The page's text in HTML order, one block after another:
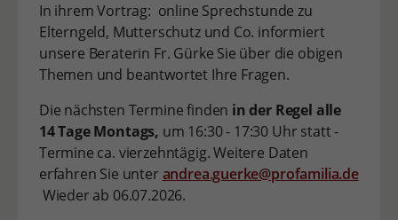
In ihrem Vortrag: online Sprechstunde zu
Elterngeld, Mutterschutz und Co. informiert
unsere Beraterin Fr. Gürke Sie über die obigen
Themen und beantwortet Ihre Fragen.
Die nächsten Termine finden in der Regel alle
14 Tage Montags, um 16:30 - 17:30 Uhr statt -
Termine ca. vierzehntägig. Weitere Daten
erfahren Sie unter andrea.guerke@profamilia.de
Wieder ab 06.07.2026.